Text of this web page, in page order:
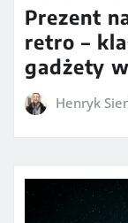
Prezent
retro –
gadżety
Henryk